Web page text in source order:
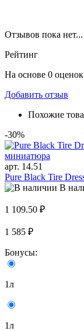
Отзывов пока нет...
Рейтинг
На основе 0 оценок
Добавить отзыв
Похожие
-30%
арт. 14.51
Pure Black Tire
В
1 109.50 ₽
1 585 ₽
Бонусы:
1л
1л